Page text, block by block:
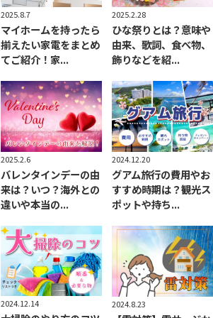
2025.8.7
マイホームを持ったら
揃えたい家電をまとめ
てご紹介！家...
2025.2.28
ひな祭りとは？意味や
由来、歌詞、食べ物、
飾りなどを紹...
2025.2.6
バレンタインデーの由
来は？いつ？海外との
違いや本当の...
2024.12.20
グアム旅行の費用やお
すすめ時期は？観光ス
ポットや持ち...
2024.12.14 2024.8.23